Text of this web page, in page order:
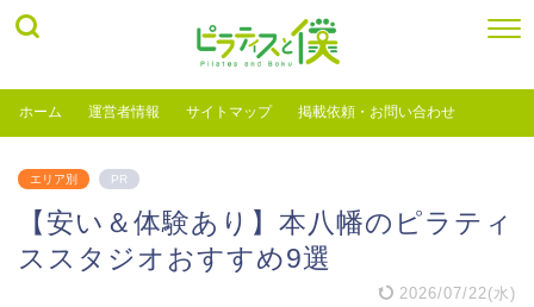
ホーム 運営者情報 サイトマップ 掲載依頼・お問い合わせ
エリア別 PR
【安い＆体験あり】本八幡のピラティ
ススタジオおすすめ9選
2026/07/22(水)